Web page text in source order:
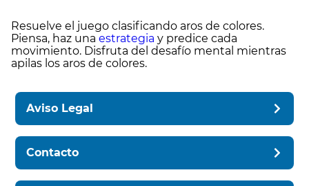
Resuelve el juego clasificando aros de colores.
Piensa, haz una estrategia y predice cada
movimiento. Disfruta del desafío mental mientras
apilas los aros de colores.
Aviso Legal
Contacto